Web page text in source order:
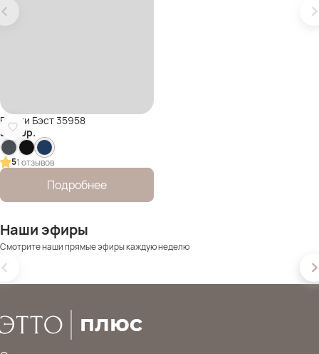
Брюки Бэст 35958
3 500р.
51 отзывов
Подробнее
Наши эфиры
Смотрите наши прямые эфиры каждую неделю